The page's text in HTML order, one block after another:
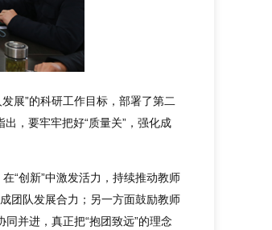
展”的科研工作目标，部署了第二
，要牢牢把好“质量关”，强化成
“创新”中激发活力，持续推动教师
团队发展合力；另一方面鼓励教师
并进，真正把“抱团致远”的理念